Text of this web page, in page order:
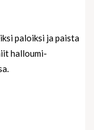
paloiksi ja paista
halloumi-